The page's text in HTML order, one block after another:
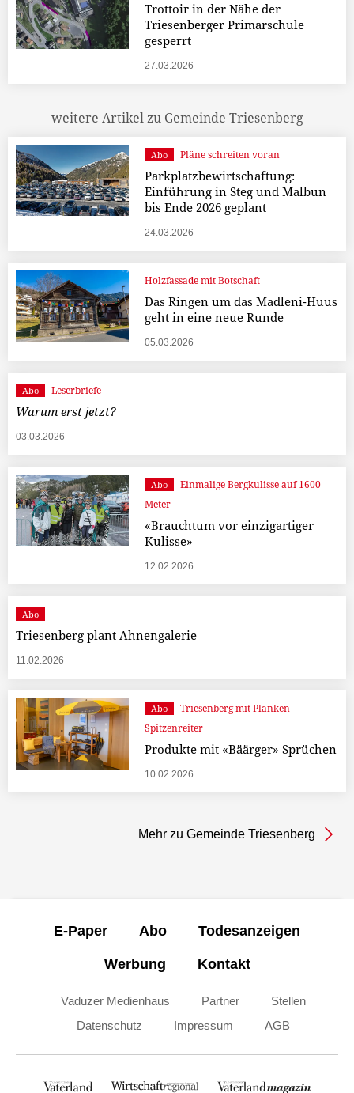
Trottoir in der Nähe der
Triesenberger Primarschule
gesperrt
27.03.2026
weitere Artikel zu Gemeinde Triesenberg
Abo Pläne schreiten voran
Parkplatzbewirtschaftung:
Einführung in Steg und Malbun
bis Ende 2026 geplant
24.03.2026
Holzfassade mit Botschaft
Das Ringen um das Madleni-Huus
geht in eine neue Runde
05.03.2026
Abo Leserbriefe
Warum erst jetzt?
03.03.2026
Abo
Einmalige Bergkulisse auf 1600
Meter
«Brauchtum vor einzigartiger
Kulisse»
12.02.2026
Abo
Triesenberg plant Ahnengalerie
11.02.2026
Abo
Triesenberg mit Planken
Spitzenreiter
Produkte mit «Bäärger» Sprüchen
10.02.2026
Mehr zu Gemeinde Triesenberg
E-Paper Abo Todesanzeigen
Werbung Kontakt
Vaduzer Medienhaus Partner
Stellen
Datenschutz
Impressum AGB